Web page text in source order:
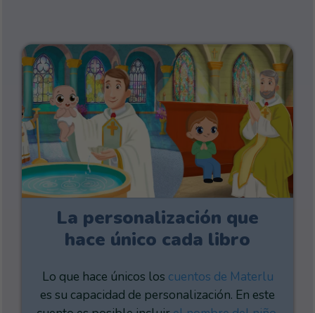
La personalización que
hace único cada libro
Lo que hace únicos los cuentos de Materlu
es su capacidad de personalización. En este